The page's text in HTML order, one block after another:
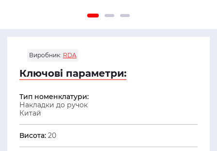
Виробник: RDA
Ключові параметри:
Тип номенклатури:
Накладки до ручок
Китай
Висота: 20